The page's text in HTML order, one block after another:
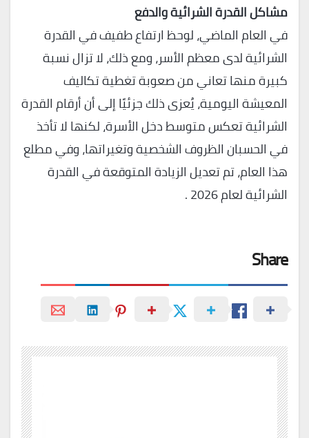
مشاكل القدرة الشرائية والدفع
في العام الماضي، لوحظ ارتفاع طفيف في القدرة
الشرائية لدى معظم الأسر، ومع ذلك، لا تزال نسبة
كبيرة منها تعاني من صعوبة تغطية تكاليف
المعيشة اليومية، يُعزى ذلك جزئيًا إلى أن أرقام القدرة
الشرائية تعكس متوسط ​​دخل الأسرة، لكنها لا تأخذ
في الحسبان الظروف الشخصية وتغيراتها، وفي مطلع
هذا العام، تم تعديل الزيادة المتوقعة في القدرة
الشرائية لعام 2026 .
Share